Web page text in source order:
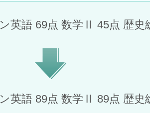
英語 69点 数学Ⅱ 45点 歴史
英語 89点 数学Ⅱ 89点 歴史